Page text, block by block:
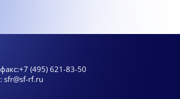
+7 (495) 621-83-50
sfr@sf-rf.ru